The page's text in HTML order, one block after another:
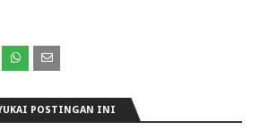
POSTINGAN INI